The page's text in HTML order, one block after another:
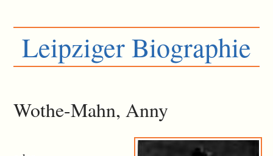
Leipziger Biographie
Wothe-Mahn, Anny